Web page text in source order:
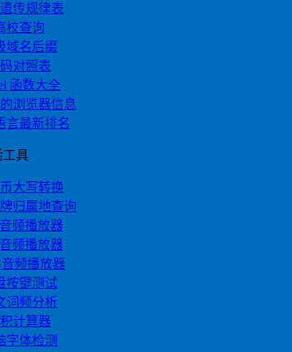
传规律表
校查询
域名后缀
对照表
函数大全
浏览器信息
言最新排名
工具
大写转换
归属地查询
频播放器
频播放器
频播放器
按键测试
词频分析
计算器
字体检测